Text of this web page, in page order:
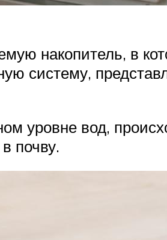
накопитель, в
систему,
уровне вод,
почву.